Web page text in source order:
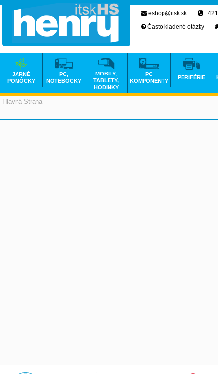
Hlavná Strana
eshop@itsk.sk
Často kladené otázky
JARNÉ
POMÔCKY
PC,
NOTEBOOKY
MOBILY,
TABLETY,
HODINKY
PC
KOMPONENTY
PERIFÉRIE